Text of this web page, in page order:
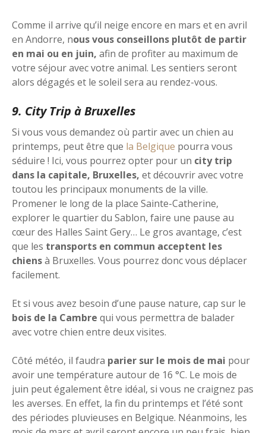
Comme il arrive qu’il neige encore en mars et en avril
en Andorre, nous vous conseillons plutôt de partir
en mai ou en juin, afin de profiter au maximum de
votre séjour avec votre animal. Les sentiers seront
alors dégagés et le soleil sera au rendez-vous.
9. City Trip à Bruxelles
Si vous vous demandez où partir avec un chien au
printemps, peut être que la Belgique pourra vous
séduire ! Ici, vous pourrez opter pour un city trip
dans la capitale, Bruxelles, et découvrir avec votre
toutou les principaux monuments de la ville.
Promener le long de la place Sainte-Catherine,
explorer le quartier du Sablon, faire une pause au
cœur des Halles Saint Gery… Le gros avantage, c’est
que les transports en commun acceptent les
chiensà Bruxelles. Vous pourrez donc vous déplacer
facilement.
Et si vous avez besoin d’une pause nature, cap sur le
bois de la Cambre qui vous permettra de balader
avec votre chien entre deux visites.
Côté météo, il faudra parier sur le mois de mai pour
avoir une température autour de 16 °C. Le mois de
juin peut également être idéal, si vous ne craignez pas
les averses. En effet, la fin du printemps et l’été sont
des périodes pluvieuses en Belgique. Néanmoins, les